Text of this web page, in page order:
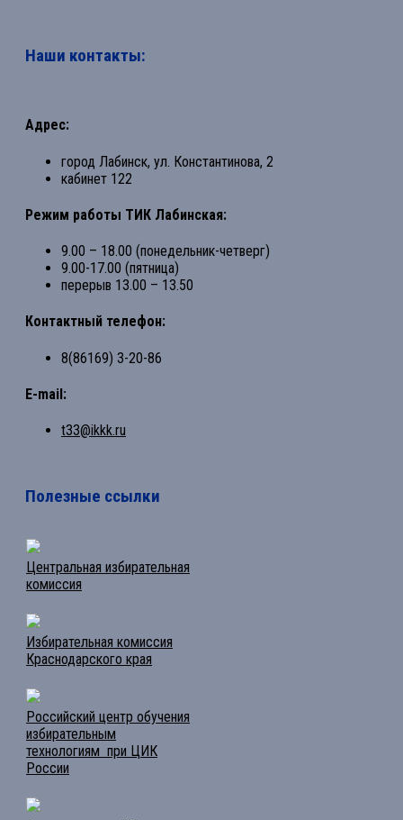
Наши контакты:
Адрес:
город Лабинск, ул. Константинова, 2
кабинет 122
Режим работы ТИК Лабинская:
9.00 – 18.00 (понедельник-четверг)
9.00-17.00 (пятница)
перерыв 13.00 – 13.50
Контактный телефон:
8(86169) 3-20-86
E-mail:
t33@ikkk.ru
Полезные ссылки
Центральная избирательная
комиссия
Избирательная комиссия
Краснодарского края
Российский центр обучения
избирательным
технологиям при ЦИК
России